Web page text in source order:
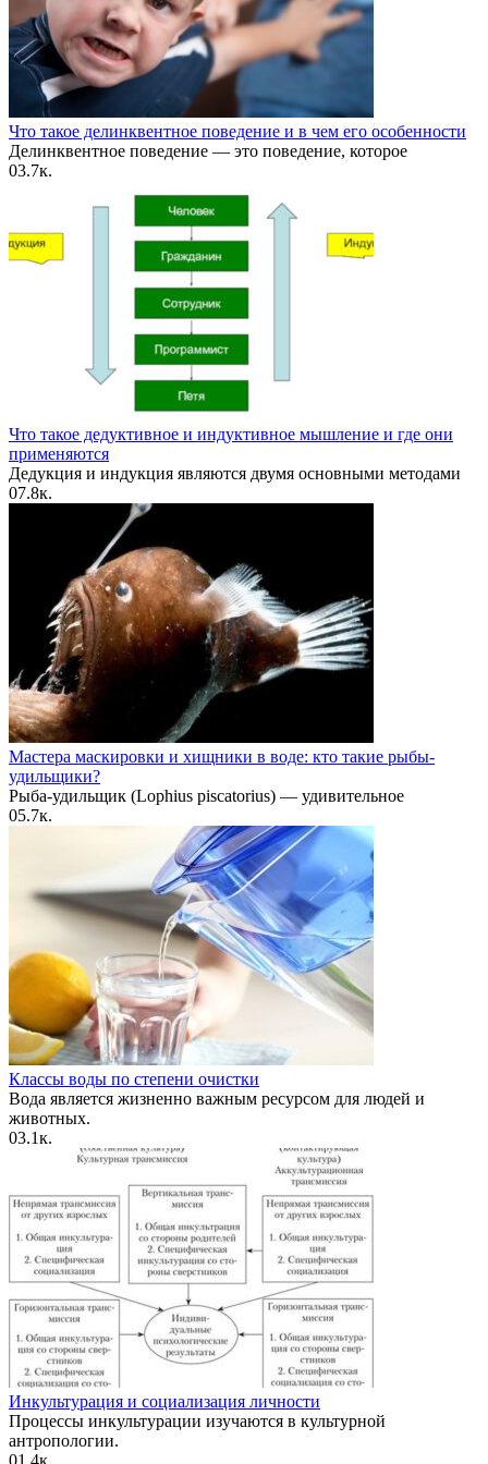
Что такое делинквентное поведение и в чем его особенности
Делинквентное поведение — это поведение, которое
03.7к.
Что такое дедуктивное и индуктивное мышление и где они
применяются
Дедукция и индукция являются двумя основными методами
07.8к.
Мастера маскировки и хищники в воде: кто такие рыбы-
удильщики?
Рыба-удильщик (Lophius piscatorius) — удивительное
05.7к.
Классы воды по степени очистки
Вода является жизненно важным ресурсом для людей и
животных.
03.1к.
Инкультурация и социализация личности
Процессы инкультурации изучаются в культурной
антропологии.